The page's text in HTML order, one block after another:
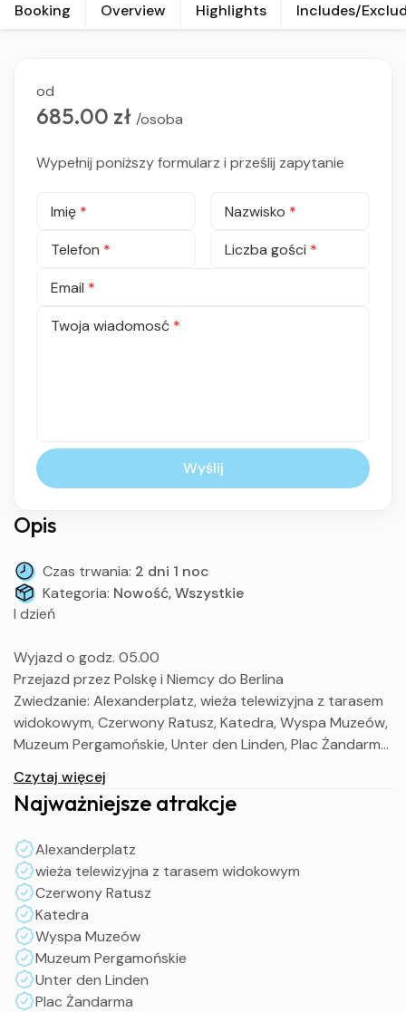
Booking Overview Highlights Includes/
Opis
Czas trwania: 2 dni 1 noc
Kategoria: Nowość, Wszystkie
I dzień
Wyjazd o godz. 05.00
Przejazd przez Polskę i Niemcy do Berlina
Zwiedzanie: Alexanderplatz, wieża telewizyjna z tarasem
widokowym, Czerwony Ratusz, Katedra, Wyspa Muzeów,
Muzeum Pergamońskie, Unter den Linden, Plac Żandarma,
parlamentu
Przejazd na Potsdamer Platz z budowlami
Przejazd do Berlina Zachodniego: Kurfurstendamm z
licznymi restauracjami, barami i eleganckimi butikami,
Kościół Pamięci Cesarza Wilhelma
W godzinach wieczornych zakwaterowanie,
obiadokolacja i nocleg
II dzień
Czytaj więcej
Najważniejsze atrakcje
Alexanderplatz
wieża telewizyjna z tarasem widokowym
Czerwony Ratusz
Katedra
Wyspa Muzeów
Muzeum Pergamońskie
Unter den Linden
Plac Żandarma
od
685.00 zł /osoba
Wypełnij poniższy formularz i prześlij zapytanie
Imię * Nazwisko *
Telefon * Liczba gości *
Email *
Twoja wiadomosć *
Wyślij